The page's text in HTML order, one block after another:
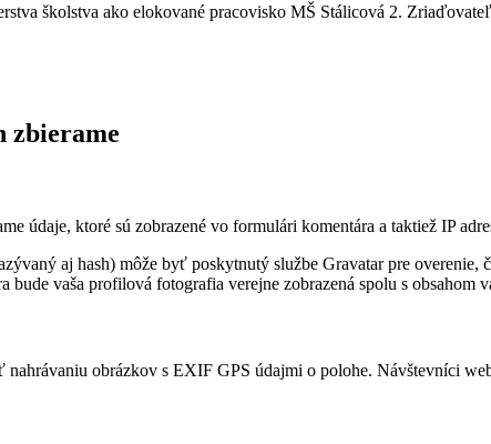
školstva ako elokované pracovisko MŠ Stálicová 2.
zbierame
údaje, ktoré sú zobrazené vo formulári komentára a taktiež IP
aj hash) môže byť poskytnutý službe Gravatar pre
vaša profilová fotografia verejne zobrazená spolu s obsahom
obrázkov s EXIF GPS údajmi o polohe. Návštevníci